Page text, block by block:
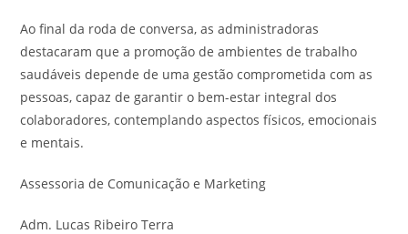
Ao final da roda de conversa, as administradoras
destacaram que a promoção de ambientes de trabalho
saudáveis depende de uma gestão comprometida com as
pessoas, capaz de garantir o bem-estar integral dos
colaboradores, contemplando aspectos físicos, emocionais
e mentais.
Assessoria de Comunicação e Marketing
Adm. Lucas Ribeiro Terra